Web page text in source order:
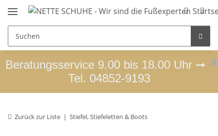
x
Beratungsservice 9.00 bis 18.00 Uhr ➞
Tel. 04852-9193
Zurück zur Liste Stiefel, Stiefeletten & Boots